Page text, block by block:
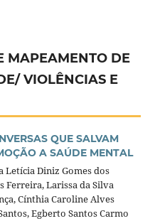
MAPEAMENTO DE
VIOLÊNCIAS E
QUE SALVAM
A SAÚDE MENTAL
Letícia Diniz Gomes dos
Ferreira, Larissa da Silva
Cínthia Caroline Alves
Egberto Santos Carmo